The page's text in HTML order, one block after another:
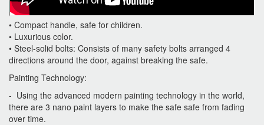
• Compact handle, safe for children.
• Luxurious color.
• Steel-solid bolts: Consists of many safety bolts arranged 4
directions around the door, against breaking the safe.
Painting Technology:
- Using the advanced modern painting technology in the world,
there are 3 nano paint layers to make the safe safe from fading
over time.